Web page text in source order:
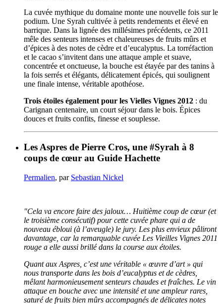
La cuvée mythique du domaine monte une nouvelle fois sur le
podium. Une Syrah cultivée à petits rendements et élevé en
barrique. Dans la lignée des millésimes précédents, ce 2011
mêle des senteurs intenses et chaleureuses de fruits mûrs et
d’épices à des notes de cèdre et d’eucalyptus. La torréfaction
et le cacao s’invitent dans une attaque ample et suave,
concentrée et onctueuse, la bouche est étayée par des tanins à
la fois serrés et élégants, délicatement épicés, qui soulignent
une finale intense, véritable apothéose.
Trois étoiles également pour les Vielles Vignes 2012 : du
Carignan centenaire, un court séjour dans le bois. Épices
douces et fruits confits, finesse et souplesse.
Les Aspres de Pierre Cros, une #Syrah à 8
coups de cœur au Guide Hachette
Permalien, par Sebastian Nickel
"Cela va encore faire des jaloux… Huitième coup de cœur (et
le troisième consécutif) pour cette cuvée phare qui a de
nouveau ébloui (à l’aveugle) le jury. Les plus envieux pâliront
davantage, car la remarquable cuvée Les Vieilles Vignes 2011
rouge a elle aussi brillé dans la course aux étoiles.
Quant aux Aspres, c’est une véritable « œuvre d’art » qui
nous transporte dans les bois d’eucalyptus et de cèdres,
mêlant harmonieusement senteurs chaudes et fraîches. Le vin
attaque en bouche avec une intensité et une ampleur rares,
saturé de fruits bien mûrs accompagnés de délicates notes